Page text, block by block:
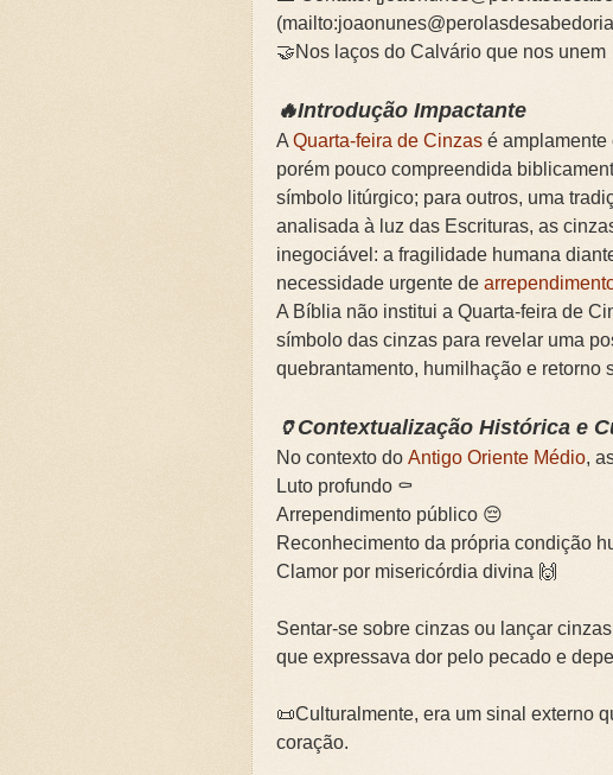
🌧️PRIMEIRA CAMPANHA:
📚TERCEIRA CAMPANHA 2026:
🛡️CAMPANHA: Superando
🌧️A IMPORTÂNCIA DA VIDA DA
🤝Nos laços do Calvário que nos unem
🔥Introdução Impactante
A Quarta-feira de Cinzas é
porém pouco compreendida
símbolo litúrgico; para outros, uma
analisada à luz das Escrituras, as
inegociável: a fragilidade humana
necessidade urgente de
A Bíblia não institui a Quarta-feira de
símbolo das cinzas para revelar uma
quebrantamento, humilhação e retorno
🏺Contextualização Histórica e
No contexto do Antigo Oriente Médio,
Luto profundo ⚰️
Arrependimento público 😔
Reconhecimento da própria condição
Clamor por misericórdia divina 🙌
Sentar-se sobre cinzas ou lançar
que expressava dor pelo pecado e
📜Culturalmente, era um sinal externo
coração.